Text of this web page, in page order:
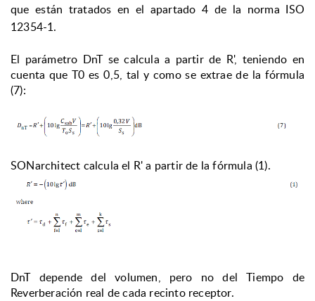
que están tratados en el apartado 4 de la norma ISO
12354-1.
El parámetro DnT se calcula a partir de R', teniendo en
cuenta que T0 es 0,5, tal y como se extrae de la fórmula
(7):
SONarchitect calcula el R' a partir de la fórmula (1).
DnT depende del volumen, pero no del Tiempo de
Reverberación real de cada recinto receptor.